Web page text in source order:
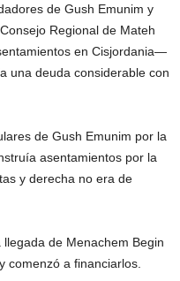
de Gush Emunim y
Regional de Mateh
en Cisjordania—
una deuda considerable con
de Gush Emunim por la
asentamientos por la
y derecha no era de
de Menachem Begin
comenzó a financiarlos.